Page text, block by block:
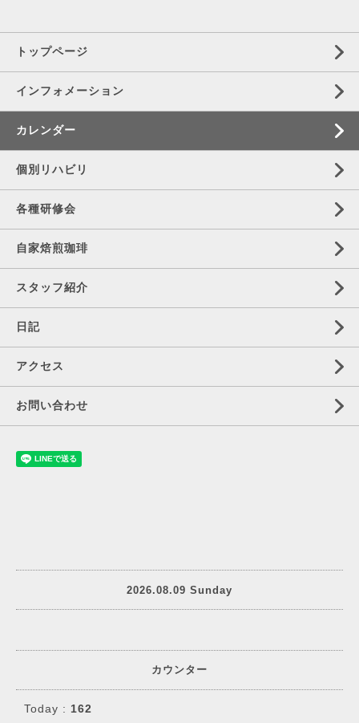
トップページ
インフォメーション
カレンダー
個別リハビリ
各種研修会
自家焙煎珈琲
スタッフ紹介
日記
アクセス
お問い合わせ
2026.08.09 Sunday
カウンター
Today : 162